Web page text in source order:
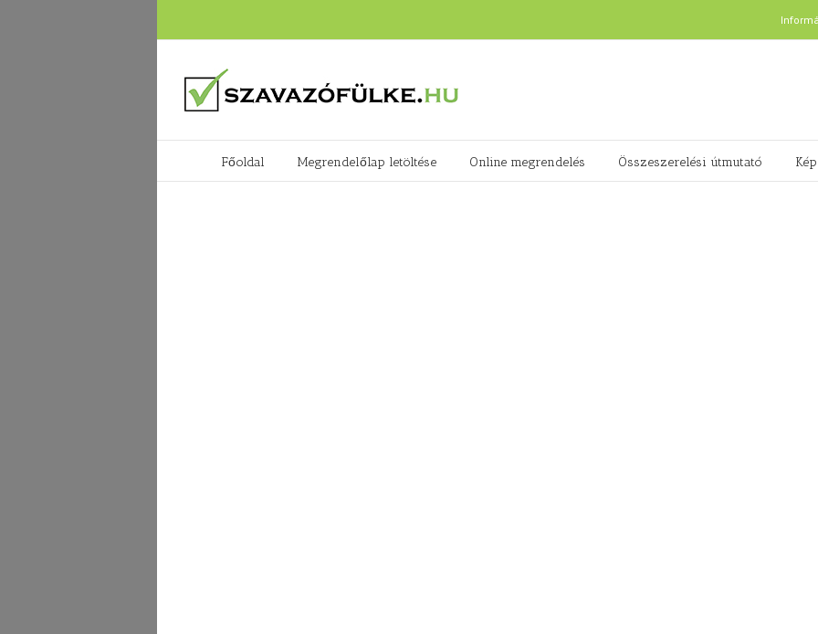
Főoldal Megrendelőlap letöltése Online megrendelés Összeszerelési útmutató